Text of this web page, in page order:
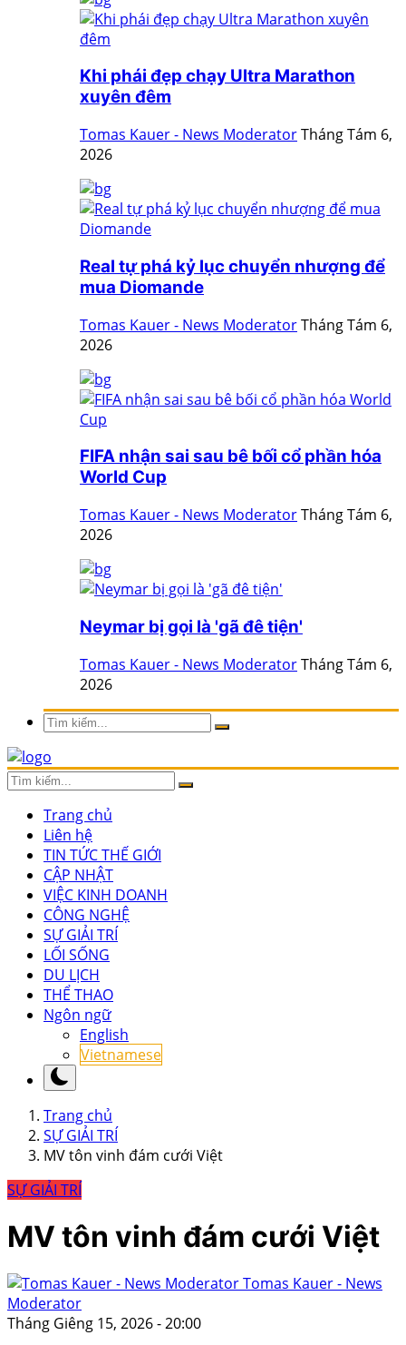
Khi phái đẹp chạy Ultra Marathon
xuyên đêm
Tomas Kauer - News ModeratorTháng Tám 6,
2026
Real tự phá kỷ lục chuyển nhượng để
mua Diomande
Tomas Kauer - News ModeratorTháng Tám 6,
2026
FIFA nhận sai sau bê bối cổ phần hóa
World Cup
Tomas Kauer - News ModeratorTháng Tám 6,
2026
Neymar bị gọi là 'gã đê tiện'
Tomas Kauer - News ModeratorTháng Tám 6,
2026
Trang chủ
Liên hệ
TIN TỨC THẾ GIỚI
CẬP NHẬT
VIỆC KINH DOANH
CÔNG NGHỆ
SỰ GIẢI TRÍ
LỐI SỐNG
DU LỊCH
THỂ THAO
Ngôn ngữ
English
Vietnamese
Trang chủ
SỰ GIẢI TRÍ
MV tôn vinh đám cưới Việt
SỰ GIẢI TRÍ
MV tôn vinh đám cưới Việt
Tomas Kauer - News
Moderator
Tháng Giêng 15, 2026 - 20:00